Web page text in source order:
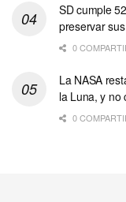
SD cumple
preservar
0
La NASA
la Luna, y no
0